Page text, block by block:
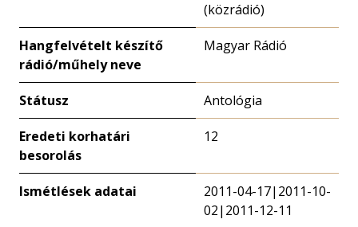
(közrádió)
Hangfelvételt készítő
rádió/műhely neve
Magyar Rádió
Státusz Antológia
Eredeti korhatári
besorolás
12
Ismétlések adatai
2011-04-17|2011-10-
02|2011-12-11